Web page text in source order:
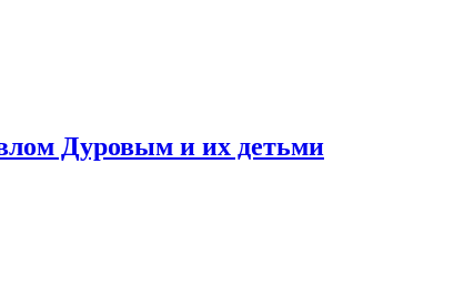
Дуровым и их детьми